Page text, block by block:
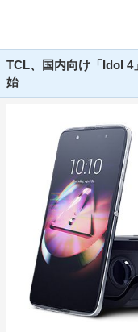
TCL、国内向け「Idol 4
始